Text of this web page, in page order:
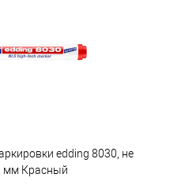
edding 8030, не
мм Красный